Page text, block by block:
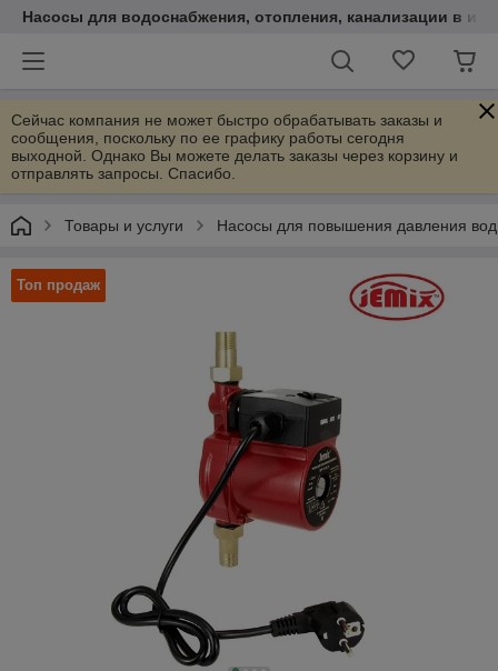
Насосы для водоснабжения, отопления, канализации в
Сейчас компания не может быстро обрабатывать заказы и
сообщения, поскольку по ее графику работы сегодня
выходной. Однако Вы можете делать заказы через корзину и
отправлять запросы. Спасибо.
Товары и услуги Насосы для повышения давления
Топ продаж